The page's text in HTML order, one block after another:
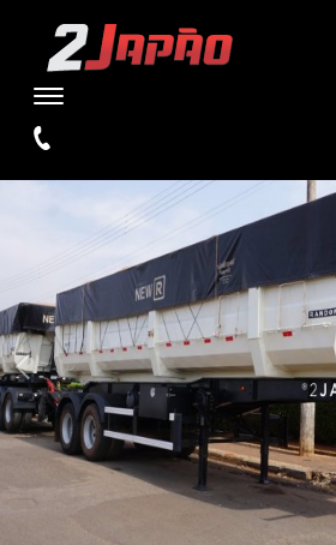
WARNING: UNDEFINED VARIABLE $TIPO IN
/HOME/STORAGE/4/1D/E5/
ON LINE